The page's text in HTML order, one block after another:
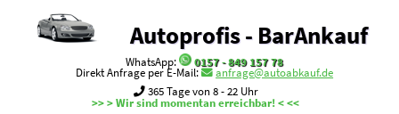
Autoprofis - BarAnkauf
WhatsApp:
0157 - 849 157 78
Direkt Anfrage per E-Mail:
anfrage@autoabkauf.de
365 Tage von 8 - 22 Uhr
>> > Wir sind momentan erreichbar! < <<